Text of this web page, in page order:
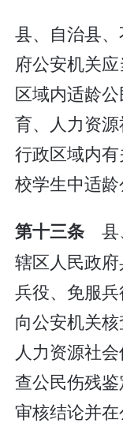
县、自治县
府公安机关
区域内适龄
育、人力资
行政区域内
校学生中适龄
第十三条
辖区人民政
兵役、免服
向公安机关
人力资源社
查公民伤残
审核结论并